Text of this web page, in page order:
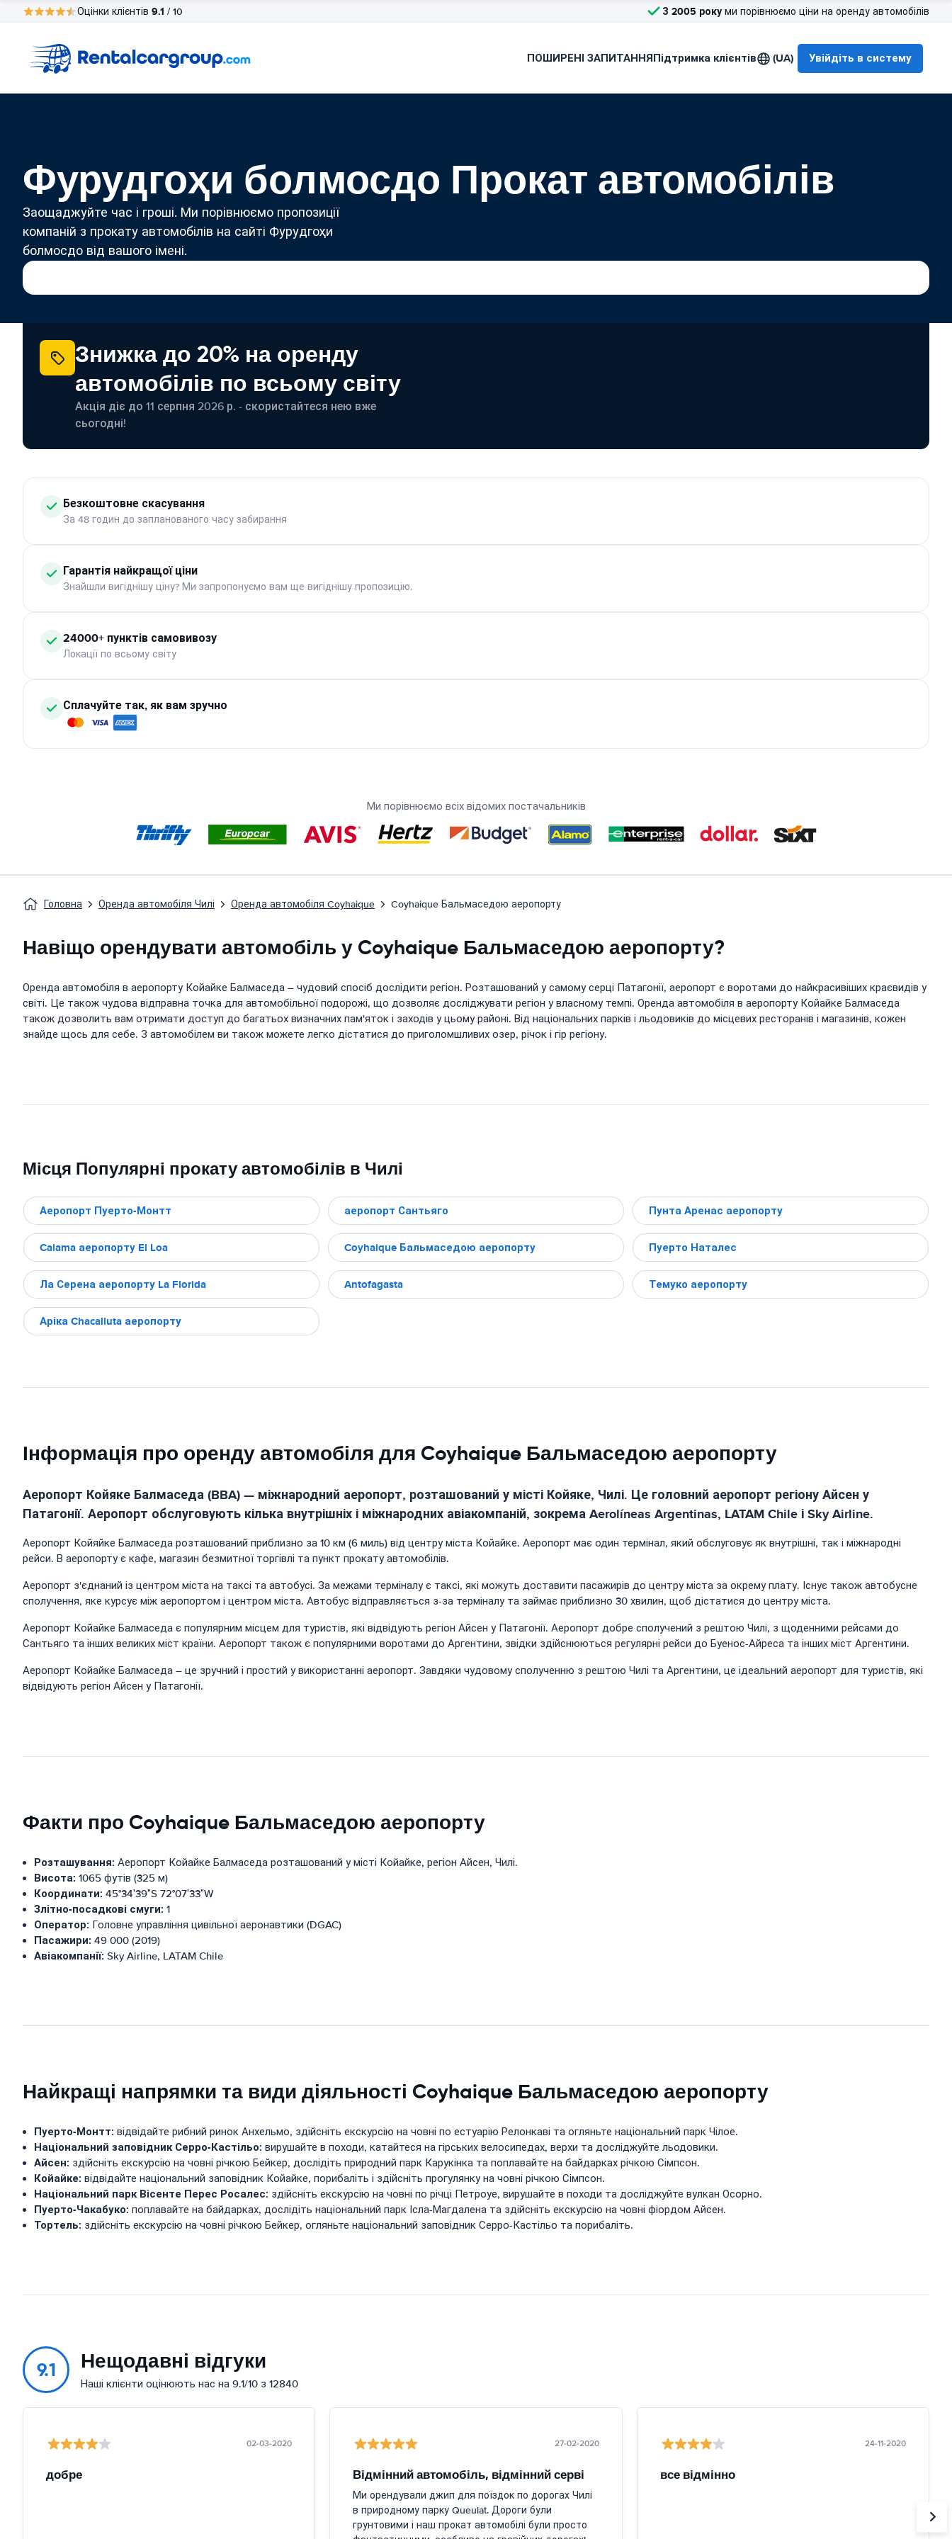
Оцінки клієнтів 9.1 / 10 З 2005 року ми порівнюємо ціни на оренду автомобілів
ПОШИРЕНІ ЗАПИТАННЯПідтримка клієнтів (UA) Увійдіть в систему
Фурудгоҳи болмосдо Прокат автомобілів
Заощаджуйте час і гроші. Ми порівнюємо пропозиції
компаній з прокату автомобілів на сайті Фурудгоҳи
болмосдо від вашого імені.
Знижка до 20% на оренду
автомобілів по всьому світу
Акція діє до 11 серпня 2026 р. - скористайтеся нею вже
сьогодні!
Безкоштовне скасування
За 48 годин до запланованого часу забирання
Гарантія найкращої ціни
Знайшли вигіднішу ціну? Ми запропонуємо вам ще вигіднішу пропозицію.
24000+ пунктів самовивозу
Локації по всьому світу
Сплачуйте так, як вам зручно
Ми порівнюємо всіх відомих постачальників
Головна Оренда автомобіля Чилі Оренда автомобіля Coyhaique Coyhaique Бальмаседою аеропорту
Навіщо орендувати автомобіль у Coyhaique Бальмаседою аеропорту?
Оренда автомобіля в аеропорту Койайке Балмаседа – чудовий спосіб дослідити регіон. Розташований у самому серці Патагонії, аеропорт є воротами до найкрасивіших краєвидів у
світі. Це також чудова відправна точка для автомобільної подорожі, що дозволяє досліджувати регіон у власному темпі. Оренда автомобіля в аеропорту Койайке Балмаседа
також дозволить вам отримати доступ до багатьох визначних пам'яток і заходів у цьому районі. Від національних парків і льодовиків до місцевих ресторанів і магазинів, кожен
знайде щось для себе. З автомобілем ви також можете легко дістатися до приголомшливих озер, річок і гір регіону.
Місця Популярні прокату автомобілів в Чилі
Аеропорт Пуерто-Монтт аеропорт Сантьяго Пунта Аренас аеропорту
Calama аеропорту El Loa Coyhaique Бальмаседою аеропорту Пуерто Наталес
Ла Серена аеропорту La Florida Antofagasta Темуко аеропорту
Аріка Chacalluta аеропорту
Інформація про оренду автомобіля для Coyhaique Бальмаседою аеропорту
Аеропорт Койяке Балмаседа (BBA) — міжнародний аеропорт, розташований у місті Койяке, Чилі. Це головний аеропорт регіону Айсен у
Патагонії. Аеропорт обслуговують кілька внутрішніх і міжнародних авіакомпаній, зокрема Aerolíneas Argentinas, LATAM Chile і Sky Airline.
Аеропорт Койяйке Балмаседа розташований приблизно за 10 км (6 миль) від центру міста Койайке. Аеропорт має один термінал, який обслуговує як внутрішні, так і міжнародні
рейси. В аеропорту є кафе, магазин безмитної торгівлі та пункт прокату автомобілів.
Аеропорт з'єднаний із центром міста на таксі та автобусі. За межами терміналу є таксі, які можуть доставити пасажирів до центру міста за окрему плату. Існує також автобусне
сполучення, яке курсує між аеропортом і центром міста. Автобус відправляється з-за терміналу та займає приблизно 30 хвилин, щоб дістатися до центру міста.
Аеропорт Койайке Балмаседа є популярним місцем для туристів, які відвідують регіон Айсен у Патагонії. Аеропорт добре сполучений з рештою Чилі, з щоденними рейсами до
Сантьяго та інших великих міст країни. Аеропорт також є популярними воротами до Аргентини, звідки здійснюються регулярні рейси до Буенос-Айреса та інших міст Аргентини.
Аеропорт Койайке Балмаседа – це зручний і простий у використанні аеропорт. Завдяки чудовому сполученню з рештою Чилі та Аргентини, це ідеальний аеропорт для туристів, які
відвідують регіон Айсен у Патагонії.
Факти про Coyhaique Бальмаседою аеропорту
Розташування: Аеропорт Койайке Балмаседа розташований у місті Койайке, регіон Айсен, Чилі.
Висота: 1065 футів (325 м)
Координати: 45°34′39″S 72°07′33″W
Злітно-посадкові смуги: 1
Оператор: Головне управління цивільної аеронавтики (DGAC)
Пасажири: 49 000 (2019)
Авіакомпанії: Sky Airline, LATAM Chile
Найкращі напрямки та види діяльності Coyhaique Бальмаседою аеропорту
Пуерто-Монтт: відвідайте рибний ринок Анхельмо, здійсніть екскурсію на човні по естуарію Релонкаві та огляньте національний парк Чілое.
Національний заповідник Серро-Кастільо: вирушайте в походи, катайтеся на гірських велосипедах, верхи та досліджуйте льодовики.
Айсен: здійсніть екскурсію на човні річкою Бейкер, дослідіть природний парк Карукінка та поплавайте на байдарках річкою Сімпсон.
Койайке: відвідайте національний заповідник Койайке, порибаліть і здійсніть прогулянку на човні річкою Сімпсон.
Національний парк Вісенте Перес Росалес: здійсніть екскурсію на човні по річці Петроуе, вирушайте в походи та досліджуйте вулкан Осорно.
Пуерто-Чакабуко: поплавайте на байдарках, дослідіть національний парк Ісла-Магдалена та здійсніть екскурсію на човні фіордом Айсен.
Тортель: здійсніть екскурсію на човні річкою Бейкер, огляньте національний заповідник Серро-Кастільо та порибаліть.
9.1 Нещодавні відгуки
Наші клієнти оцінюють нас на 9.1/10 з 12840
02-03-2020
добре
27-02-2020
Відмінний автомобіль, відмінний серві
Ми орендували джип для поїздок по дорогах Чилі
в природному парку Queulat. Дороги були
грунтовими і наш прокат автомобілі були просто
24-11-2020
все відмінно